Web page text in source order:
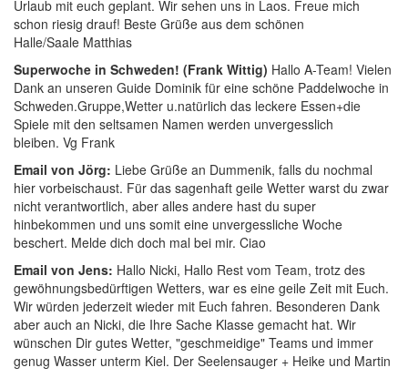
Urlaub mit euch geplant. Wir sehen uns in Laos. Freue mich
schon riesig drauf! Beste Grüße aus dem schönen
Halle/Saale Matthias
Superwoche in Schweden! (Frank Wittig) Hallo A-Team! Vielen
Dank an unseren Guide Dominik für eine schöne Paddelwoche in
Schweden.Gruppe,Wetter u.natürlich das leckere Essen+die
Spiele mit den seltsamen Namen werden unvergesslich
bleiben. Vg Frank
Email von Jörg: Liebe Grüße an Dummenik, falls du nochmal
hier vorbeischaust. Für das sagenhaft geile Wetter warst du zwar
nicht verantwortlich, aber alles andere hast du super
hinbekommen und uns somit eine unvergessliche Woche
beschert. Melde dich doch mal bei mir. Ciao
Email von Jens: Hallo Nicki, Hallo Rest vom Team, trotz des
gewöhnungsbedürftigen Wetters, war es eine geile Zeit mit Euch.
Wir würden jederzeit wieder mit Euch fahren. Besonderen Dank
aber auch an Nicki, die Ihre Sache Klasse gemacht hat. Wir
wünschen Dir gutes Wetter, "geschmeidige" Teams und immer
genug Wasser unterm Kiel. Der Seelensauger + Heike und Martin